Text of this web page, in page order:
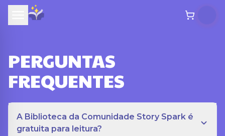
PERGUNTAS
FREQUENTES
A Biblioteca da Comunidade Story Spark é
gratuita para leitura?